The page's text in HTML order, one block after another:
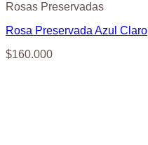
Rosas Preservadas
Rosa Preservada Azul Claro
$160.000